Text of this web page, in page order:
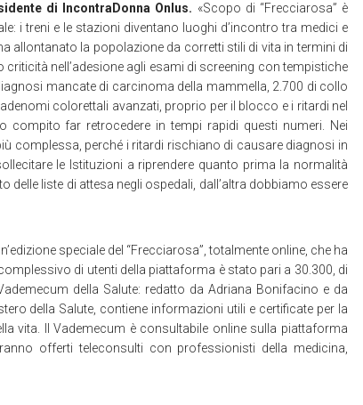
di IncontraDonna Onlus. «Scopo di “Frecciarosa” è
i treni e le stazioni diventano luoghi d’incontro tra medici e
allontanato la popolazione da corretti stili di vita in termini di
nell’adesione agli esami di screening con tempistiche
mancate di carcinoma della mammella, 2.700 di collo
colorettali avanzati, proprio per il blocco e i ritardi nel
compito far retrocedere in tempi rapidi questi numeri. Nei
complessa, perché i ritardi rischiano di causare diagnosi in
le Istituzioni a riprendere quanto prima la normalità
delle liste di attesa negli ospedali, dall’altra dobbiamo essere
speciale del “Frecciarosa”, totalmente online, che ha
di utenti della piattaforma è stato pari a 30.300, di
della Salute: redatto da Adriana Bonifacino e da
della Salute, contiene informazioni utili e certificate per la
vita. Il Vademecum è consultabile online sulla piattaforma
offerti teleconsulti con professionisti della medicina,